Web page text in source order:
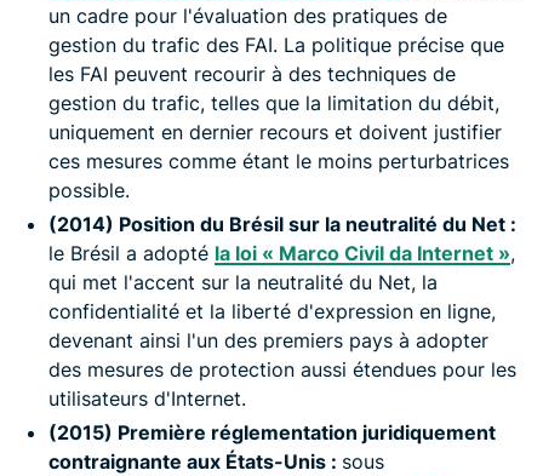
un cadre pour l'évaluation des pratiques de
gestion du trafic des FAI. La politique précise que
les FAI peuvent recourir à des techniques de
gestion du trafic, telles que la limitation du débit,
uniquement en dernier recours et doivent justifier
ces mesures comme étant le moins perturbatrices
possible.
(2014) Position du Brésil sur la neutralité du Net :
le Brésil a adopté la loi « Marco Civil da Internet »,
qui met l'accent sur la neutralité du Net, la
confidentialité et la liberté d'expression en ligne,
devenant ainsi l'un des premiers pays à adopter
des mesures de protection aussi étendues pour les
utilisateurs d'Internet.
(2015) Première réglementation juridiquement
contraignante aux États-Unis : sous